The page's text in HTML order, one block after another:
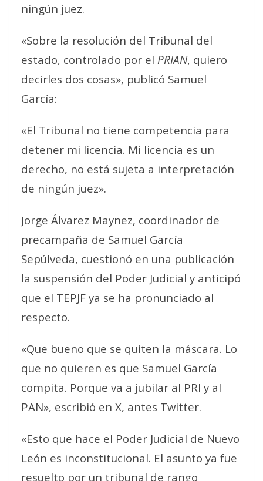
ningún juez.
«Sobre la resolución del Tribunal del
estado, controlado por el PRIAN, quiero
decirles dos cosas», publicó Samuel
García:
«El Tribunal no tiene competencia para
detener mi licencia. Mi licencia es un
derecho, no está sujeta a interpretación
de ningún juez».
Jorge Álvarez Maynez, coordinador de
precampaña de Samuel García
Sepúlveda, cuestionó en una publicación
la suspensión del Poder Judicial y anticipó
que el TEPJF ya se ha pronunciado al
respecto.
«Que bueno que se quiten la máscara. Lo
que no quieren es que Samuel García
compita. Porque va a jubilar al PRI y al
PAN», escribió en X, antes Twitter.
«Esto que hace el Poder Judicial de Nuevo
León es inconstitucional. El asunto ya fue
resuelto por un tribunal de rango